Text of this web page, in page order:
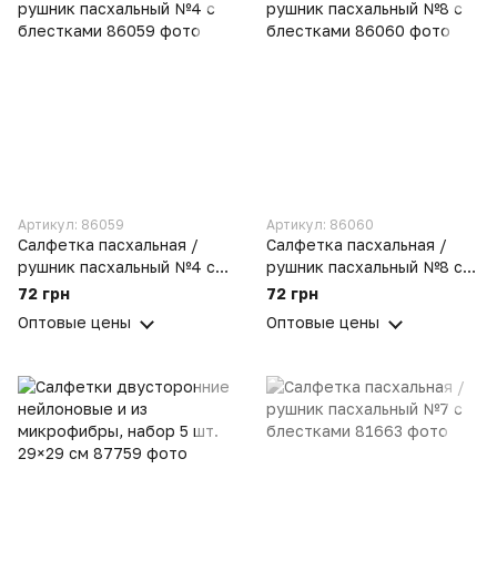
Артикул: 86059
Салфетка пасхальная /
рушник пасхальный №4 с
блестками
72 грн
Оптовые цены
Артикул: 86060
Салфетка пасхальная /
рушник пасхальный №8 с
блестками
72 грн
Оптовые цены